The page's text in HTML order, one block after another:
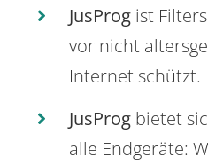
JusProg ist
vor nicht
Internet schützt.
JusProg bietet
alle Endgeräte: